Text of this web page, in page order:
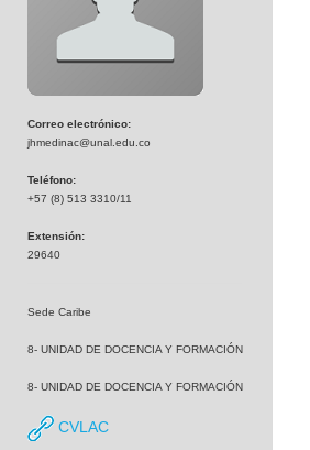
Correo electrónico:
jhmedinac@unal.edu.co
Teléfono:
+57 (8) 513 3310/11
Extensión:
29640
Sede Caribe
8- UNIDAD DE DOCENCIA Y FORMACIÓN
8- UNIDAD DE DOCENCIA Y FORMACIÓN
CVLAC